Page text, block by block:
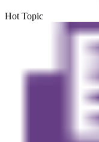
Hot Topic